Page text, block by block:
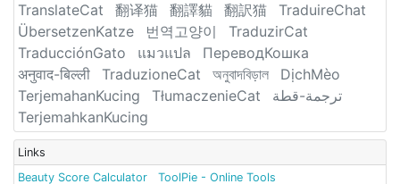
TranslateCat 翻译猫 翻譯貓 翻訳猫
TraduireChat
ÜbersetzenKatze
번역고양이
TraduzirCat
TraducciónGato
แมวแปล
ПереводКошка
अनुवाद-बिल्ली
TraduzioneCat অনুবাদবিড়াল
DịchMèo
TerjemahanKucing
TłumaczenieCat
ترجمة-قطة
TerjemahkanKucing
Links
Beauty Score Calculator
ToolPie - Online Tools